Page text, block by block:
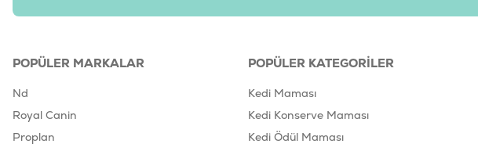
POPÜLER MARKALAR
Nd
Royal Canin
Proplan
POPÜLER KATEGORILER
Kedi Maması
Kedi Konserve Maması
Kedi Ödül Maması